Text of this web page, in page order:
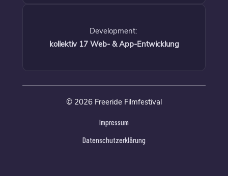
Development:
kollektiv 17 Web- & App-Entwicklung
© 2026 Freeride Filmfestival
Impressum
Datenschutzerklärung